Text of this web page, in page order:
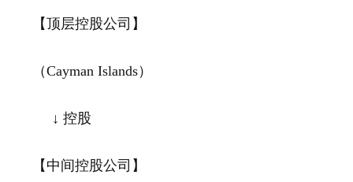
【顶层控股公司】
（Cayman Islands）
↓ 控股
【中间控股公司】